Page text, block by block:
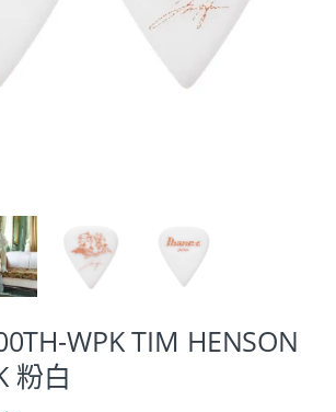
WPK TIM HENSON
粉白